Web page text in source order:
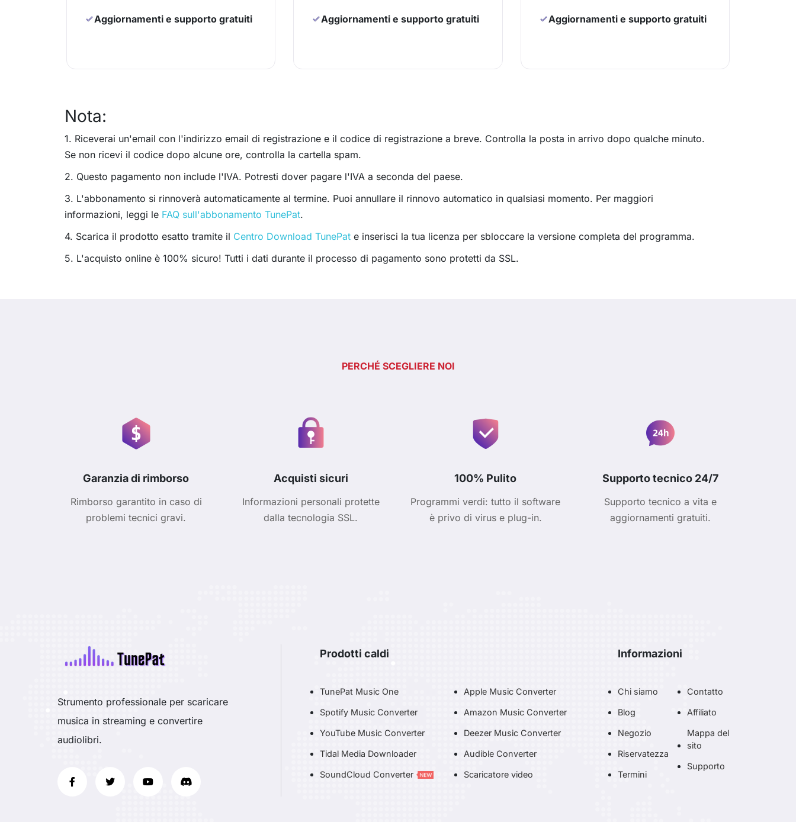
Aggiornamenti e supporto gratuiti Aggiornamenti e supporto gratuiti Aggiornamenti e supporto gratuiti
Nota:
1. Riceverai un'email con l'indirizzo email di registrazione e il codice di registrazione a breve. Controlla la posta in arrivo dopo qualche minuto.
Se non ricevi il codice dopo alcune ore, controlla la cartella spam.
2. Questo pagamento non include l'IVA. Potresti dover pagare l'IVA a seconda del paese.
3. L'abbonamento si rinnoverà automaticamente al termine. Puoi annullare il rinnovo automatico in qualsiasi momento. Per maggiori
informazioni, leggi le FAQ sull'abbonamento TunePat.
4. Scarica il prodotto esatto tramite il Centro Download TunePat e inserisci la tua licenza per sbloccare la versione completa del programma.
5. L'acquisto online è 100% sicuro! Tutti i dati durante il processo di pagamento sono protetti da SSL.
PERCHÉ SCEGLIERE NOI
Garanzia di rimborso
Rimborso garantito in caso di
problemi tecnici gravi.
Acquisti sicuri
Informazioni personali protette
dalla tecnologia SSL.
100% Pulito
Programmi verdi: tutto il software
è privo di virus e plug-in.
Supporto tecnico 24/7
Supporto tecnico a vita e
aggiornamenti gratuiti.
Strumento professionale per scaricare
musica in streaming e convertire
audiolibri.
Prodotti caldi
TunePat Music One
Spotify Music Converter
YouTube Music Converter
Tidal Media Downloader
SoundCloud Converter
Apple Music Converter
Amazon Music Converter
Deezer Music Converter
Audible Converter
Scaricatore video
Informazioni
Chi siamo
Blog
Negozio
Riservatezza
Termini
Contatto
Affiliato
Mappa del
sito
Supporto